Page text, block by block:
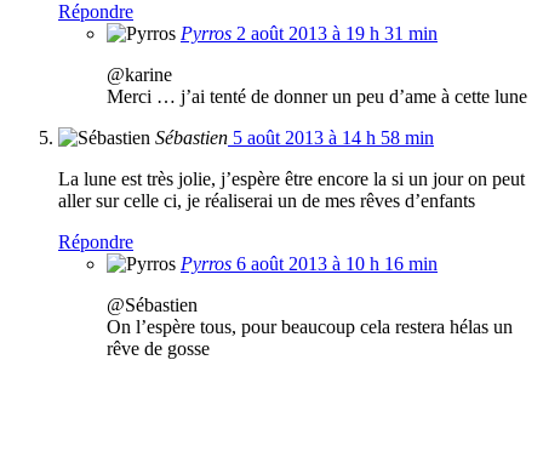
Répondre
Pyrros 2 août 2013 à 19 h 31 min
@karine
Merci … j’ai tenté de donner un peu d’ame à cette lune
Sébastien 5 août 2013 à 14 h 58 min
La lune est très jolie, j’espère être encore la si un jour on peut
aller sur celle ci, je réaliserai un de mes rêves d’enfants
Répondre
Pyrros 6 août 2013 à 10 h 16 min
@Sébastien
On l’espère tous, pour beaucoup cela restera hélas un
rêve de gosse